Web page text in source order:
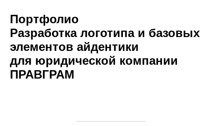
Портфолио
Разработка логотипа и базовых
элементов айдентики
для юридической компании
ПРАВГРАМ